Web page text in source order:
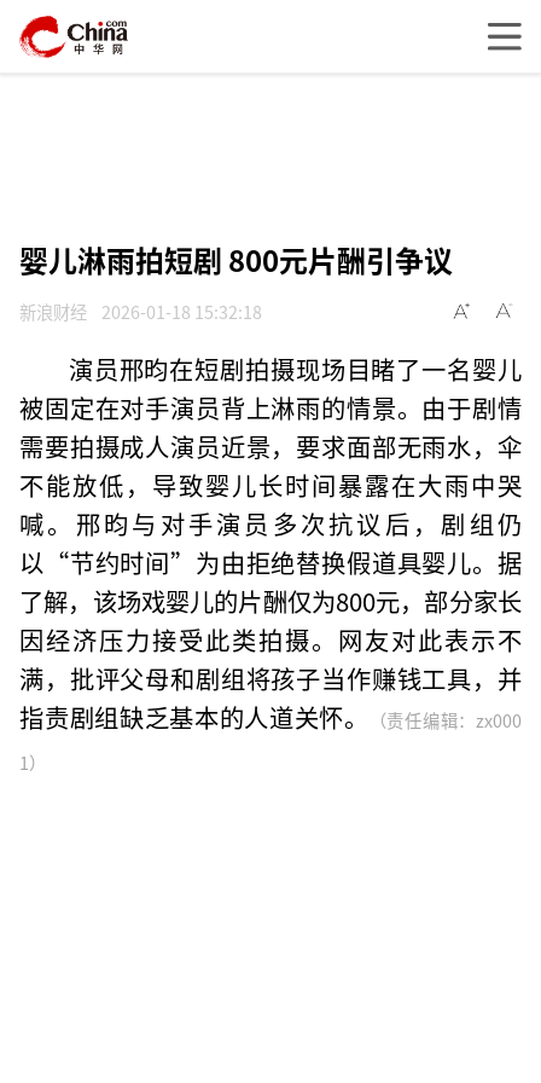
婴儿淋雨拍短剧 800元片酬引争议
新浪财经 2026-01-18 15:32:18
演员邢昀在短剧拍摄现场目睹了一名婴儿
被固定在对手演员背上淋雨的情景。由于剧情
需要拍摄成人演员近景，要求面部无雨水，伞
不能放低，导致婴儿长时间暴露在大雨中哭
喊。邢昀与对手演员多次抗议后，剧组仍
以“节约时间”为由拒绝替换假道具婴儿。据
了解，该场戏婴儿的片酬仅为800元，部分家长
因经济压力接受此类拍摄。网友对此表示不
满，批评父母和剧组将孩子当作赚钱工具，并
指责剧组缺乏基本的人道关怀。
（责任编辑：zx000
1）